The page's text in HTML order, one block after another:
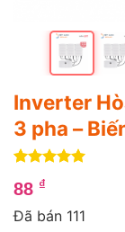
Inverter
3 pha –
trên 5
dựa trên
88 ₫
Đã bán 111